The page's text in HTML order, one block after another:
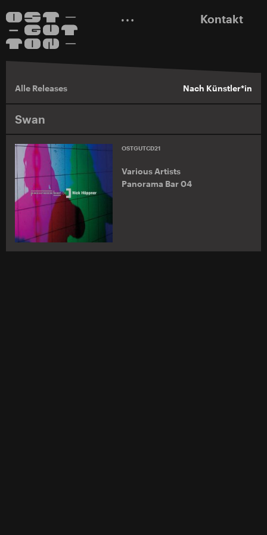
Kontakt
Alle Releases Nach Künstler*in
Swan
OSTGUTCD21
Various Artists
Panorama Bar 04